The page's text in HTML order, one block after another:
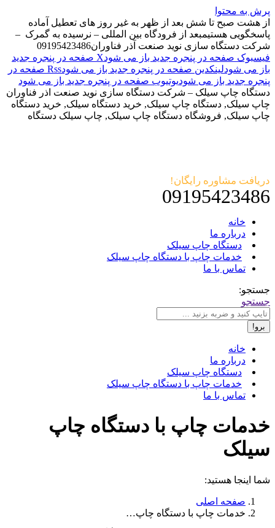
پرش به محتوا
از هشت صبح تا شش بعد از ظهر به غیر روز های تعطیل آماده
پاسخگویی هستیمبعد از فرودگاه بین المللی – نرسیده به گمرک –
شرکت دستگاه سازی نوید صنعت آذر فناوران09195423486
فیسبوک صفحه در پنجره جدید باز می شود
X صفحه در پنجره جدید
باز می شودلینکدین صفحه در پنجره جدید باز می شود
Rss صفحه در
پنجره جدید باز می شودیوتیوب صفحه در پنجره جدید باز می شود
دستگاه چاپ سیلک – شرکت دستگاه سازی نوید صنعت اذر فناوران
چاپ سیلک, دستگاه چاپ سیلک, خرید دستگاه سیلک, خرید دستگاه
چاپ سیلک, فروشگاه دستگاه چاپ سیلک, چاپ سیلک دستگاه
دریافت مشاوره رایگان!
09195423486
خانه
درباره ما
دستگاه چاپ سیلک
خدمات چاپ با دستگاه چاپ سیلک
تماس با ما
جستجو:
جستجو
خانه
درباره ما
دستگاه چاپ سیلک
خدمات چاپ با دستگاه چاپ سیلک
تماس با ما
خدمات چاپ با دستگاه چاپ
سیلک
شما اینجا هستید:
صفحه اصلی
خدمات چاپ با دستگاه چاپ…